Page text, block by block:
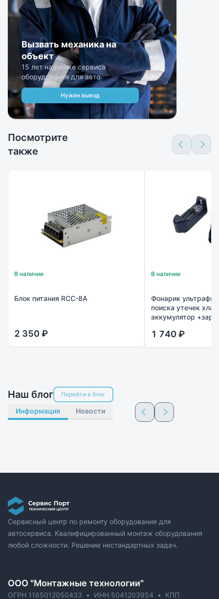
Вызвать механика на
объект
15 лет на рынке сервиса
оборудования для авто
Нужен выезд
Посмотрите
также
В наличии
Блок питания RCC-8A
2 350 ₽
В наличии
Фонарик
поиска утечек
аккумулятор
1 740 ₽
Наш блог Перейти в блог
Информация Новости
Сервисный центр по ремонту оборудования для
автосервиса. Квалифицированный монтаж оборудования
любой сложности. Решение нестандартных задач.
ОOO "Монтажные технологии"
ОГРН 1165012050433 • ИНН 5041203954 •
КПП